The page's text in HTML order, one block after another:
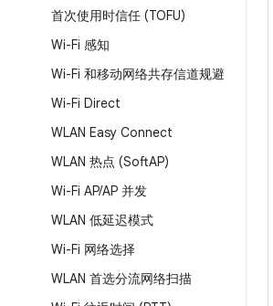
首次使用时信任 (TOFU)
Wi-Fi 感知
Wi-Fi 和移动网络共存信道规避
Wi-Fi Direct
WLAN Easy Connect
WLAN 热点 (SoftAP)
Wi-Fi AP/AP 并发
WLAN 低延迟模式
Wi-Fi 网络选择
WLAN 首选分流网络扫描